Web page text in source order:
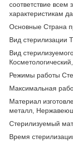
соответствие всем
характеристикам
Основные Страна
Вид стерилизации
Вид
Режимы работы
Максимальная
Материал
металл,
Стерилизуемый
Время